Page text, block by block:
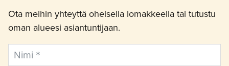
Ota meihin yhteyttä oheisella lomakkeella tai tutustu
oman alueesi asiantuntijaan.